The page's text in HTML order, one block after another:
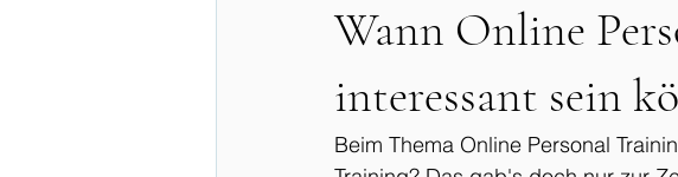
Wann Online
interessant sein
Beim Thema Online Personal